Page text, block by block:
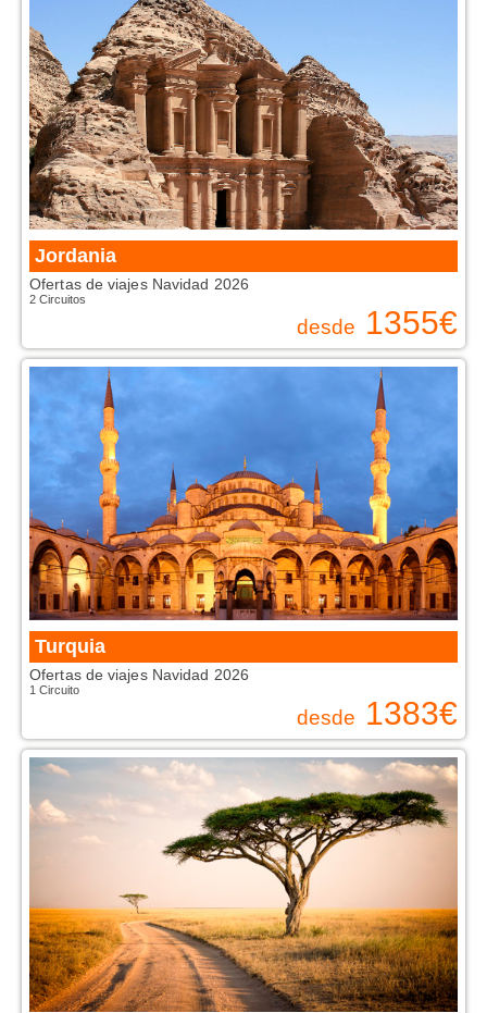
Jordania
Ofertas de viajes Navidad 2026
2 Circuitos
desde 1355€
Turquia
Ofertas de viajes Navidad 2026
1 Circuito
desde 1383€